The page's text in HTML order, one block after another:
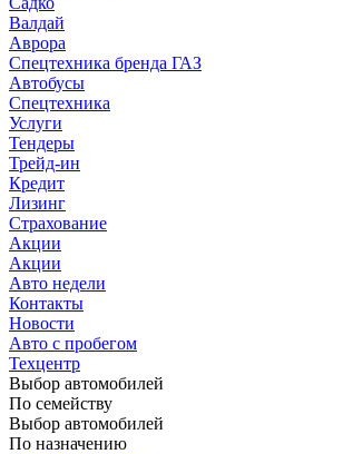
Валдай
Аврора
Спецтехника бренда ГАЗ
Автобусы
Спецтехника
Услуги
Тендеры
Трейд-ин
Кредит
Лизинг
Страхование
Акции
Акции
Авто недели
Контакты
Новости
Авто с пробегом
Техцентр
Выбор автомобилей
По семейству
Выбор автомобилей
По назначению